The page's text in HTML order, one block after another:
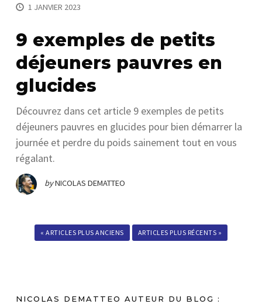
1 JANVIER 2023
9 exemples de petits
déjeuners pauvres en
glucides
Découvrez dans cet article 9 exemples de petits
déjeuners pauvres en glucides pour bien démarrer la
journée et perdre du poids sainement tout en vous
régalant.
byNICOLAS DEMATTEO
« ARTICLES PLUS ANCIENS ARTICLES PLUS RÉCENTS »
NICOLAS DEMATTEO AUTEUR DU BLOG :